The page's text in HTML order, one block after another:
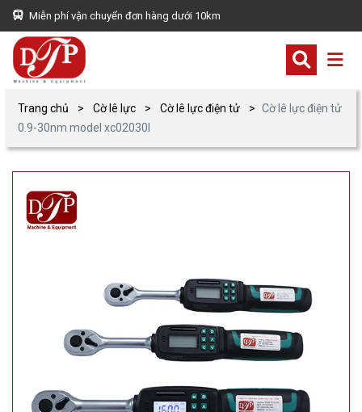
Miễn phí vận chuyển đơn hàng dưới 10km
Trang chủ Cờ lê lực Cờ lê lực điện tử
Cờ lê lực điện tử
0.9-30nm model xc02030l